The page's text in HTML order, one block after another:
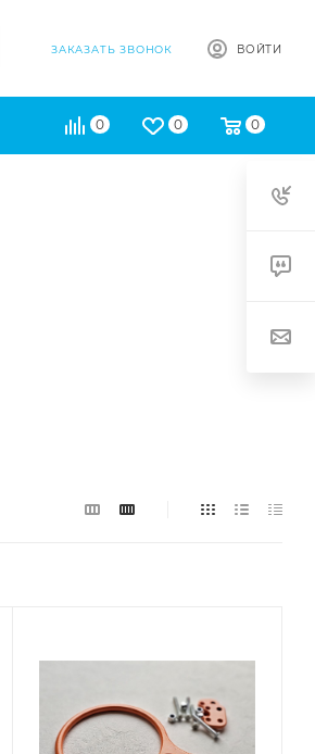
ЗАКАЗАТЬ ЗВОНОК ВОЙТИ
0 0 0